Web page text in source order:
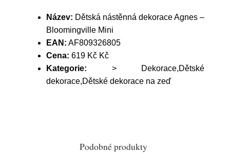
Název: Dětská nástěnná dekorace Agnes –
Bloomingville Mini
EAN: AF809326805
Cena: 619 Kč Kč
Kategorie: > Dekorace,Dětské
dekorace,Dětské dekorace na zeď
Podobné produkty